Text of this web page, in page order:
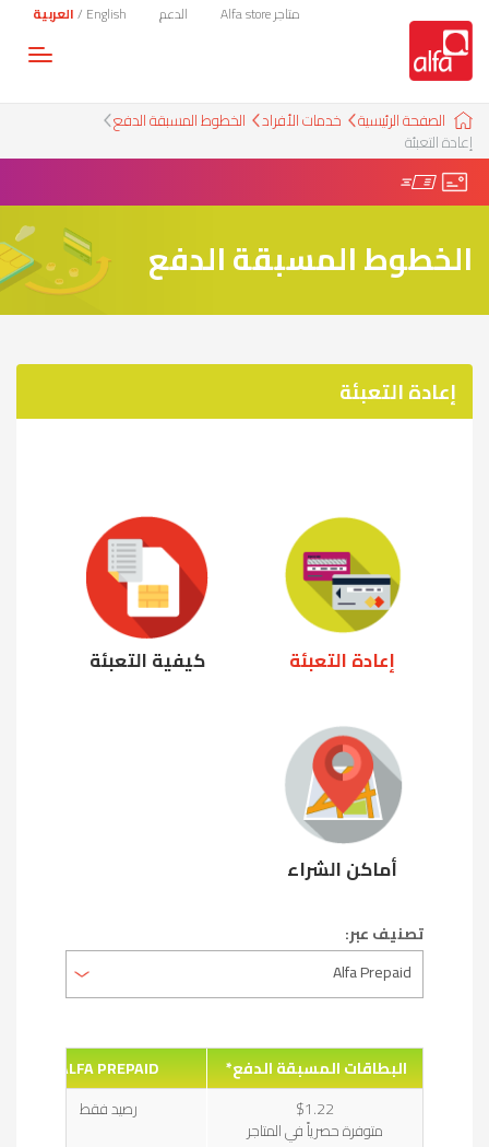
English
/العربية الدعم متاجر Alfa store
الصفحة الرئيسية
خدمات الأفراد الخطوط المسبقة الدفع
إعادة التعبئة
الخطوط المسبقة الدفع
إعادة التعبئة
إعادة التعبئة كيفية التعبئة
أماكن الشراء
تصنيف عبر:
البطاقات المسبقة الدفع*
ALFA PREPAID
$1.22
متوفرة حصرياً في المتاجر
رصيد فقط